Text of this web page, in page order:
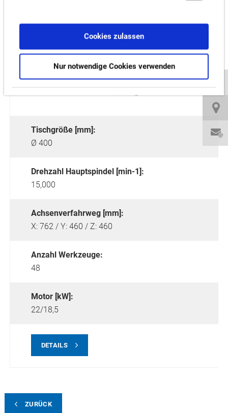
Cookies zulassen
Nur notwendige Cookies verwenden
Tischgröße [mm]:
Ø 400
Drehzahl Hauptspindel [min-1]:
15,000
Achsenverfahrweg [mm]:
X: 762 / Y: 460 / Z: 460
Anzahl Werkzeuge:
48
Motor [kW]:
22/18,5
DETAILS
ZURÜCK